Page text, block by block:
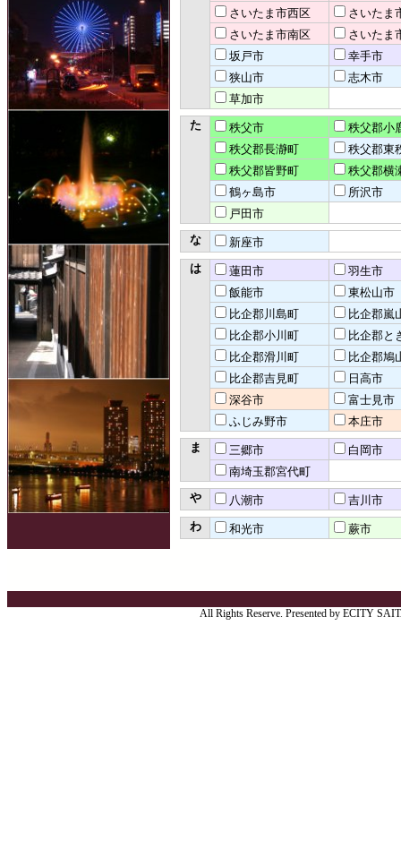
さいたま市西区
さいたま
さいたま市南区
さいたま
坂戸市
幸手市
狭山市
志木市
草加市
た
秩父市
秩父郡小
秩父郡長瀞町
秩父郡東
秩父郡皆野町
秩父郡横
鶴ヶ島市
所沢市
戸田市
な
新座市
は
蓮田市
羽生市
飯能市
東松山市
比企郡川島町
比企郡嵐
比企郡小川町
比企郡と
比企郡滑川町
比企郡鳩
比企郡吉見町
日高市
深谷市
富士見市
ふじみ野市
本庄市
ま
三郷市
白岡市
南埼玉郡宮代町
や
八潮市
吉川市
わ
和光市 蕨市
All Rights Reserve. Presented by ECITY